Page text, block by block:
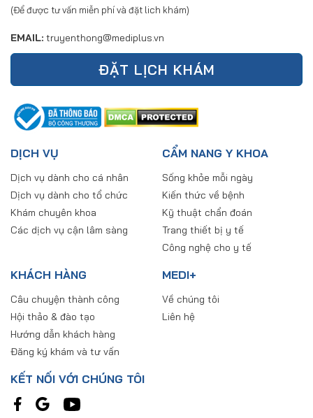
(Để được tư vấn miễn phí và đặt lich khám)
EMAIL: truyenthong@mediplus.vn
ĐẶT LỊCH KHÁM
DỊCH VỤ
Dịch vụ dành cho cá nhân
Dịch vụ dành cho tổ chức
Khám chuyên khoa
Các dịch vụ cận lâm sàng
CẨM NANG Y KHOA
Sống khỏe mỗi ngày
Kiến thức về bệnh
Kỹ thuật chẩn đoán
Trang thiết bị y tế
Công nghệ cho y tế
KHÁCH HÀNG
Câu chuyện thành công
Hội thảo & đào tạo
Hướng dẫn khách hàng
Đăng ký khám và tư vấn
MEDI+
Về chúng tôi
Liên hệ
KẾT NỐI VỚI CHÚNG TÔI